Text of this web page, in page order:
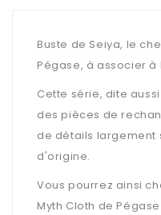
Buste de Seiya, le
Pégase, à associer à
Cette série, dite
des pièces de
de détails largement
d'origine.
Vous pourrez ainsi
Myth Cloth de